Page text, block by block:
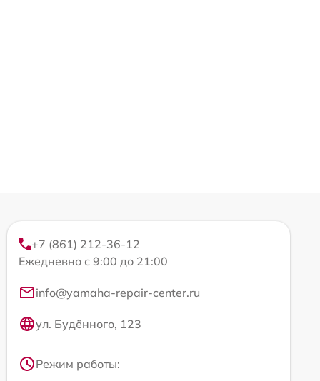
+7 (861) 212-36-12
Ежедневно с 9:00 до 21:00
info@yamaha-repair-center.ru
ул. Будённого, 123
Режим работы: